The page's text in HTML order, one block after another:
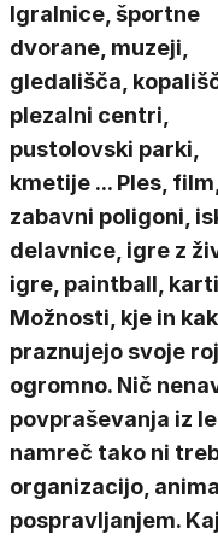
Igralnice, športne
dvorane, muzeji,
gledališča,
plezalni centri,
pustolovski parki,
kmetije ... Ples, film,
zabavni poligoni,
delavnice, igre z
igre, paintball,
Možnosti, kje in
praznujejo svoje
ogromno. Nič
povpraševanja iz
namreč tako ni
organizacijo,
pospravljanjem.